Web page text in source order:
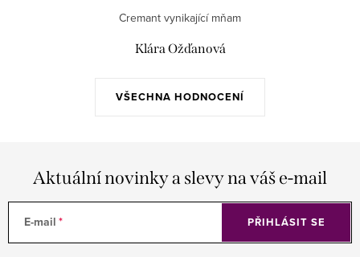
VŠECHNA HODNOCENÍ
Cremant vynikající mňam
Klára Ožďanová
Aktuální novinky a slevy na váš e-mail
E-mail PŘIHLÁSIT SE